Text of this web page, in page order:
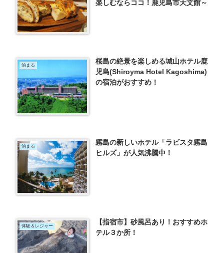
楽しむならココ！鹿児島市天文館～
泊まる
桜島の絶景を楽しめる城山ホテル鹿
児島(Shiroyma Hotel Kagoshima)
の宿泊がおすすめ！
泊まる
霧島の新しいホテル「ラビスタ霧島
ヒルズ」が人気沸騰中！
体験＆レジャー
【指宿市】砂風呂あり！おすすめホ
テル３か所！